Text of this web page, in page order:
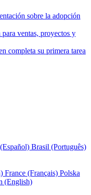
sobre la adopción
ventas, proyectos y
completa su primera tarea
Brasil (Português)
France (Français) Polska
(English)